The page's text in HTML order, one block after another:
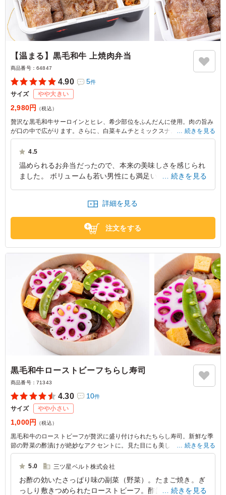
【温まる】黒毛和牛 上焼肉弁当
商品番号： 64847
4.90 5件
サイズ やや大きい
2,980円 （税込）
贅沢な黒毛和牛サーロインとヒレ、希少部位をふんだんに使用。肉の旨み
が口の中で広がります。さらに、白菜キムチとミックスナムルが味わいを
引き立て、食欲をそそります。特別なひとときを演出するお弁当です。
ざいますが、1人前のグラム数は同一です。
続きを見る
4.5
温められるお弁当だったので、本来の美味しさを感じられ
ました。 ボリュームも若い男性にも満足いただける量で
東京都大田区北千束2026/08/06
続きを見る
詳細を見る
注文をする
黒毛和牛ローストビーフちらし寿司
商品番号： 71343
4.30 10件
サイズ やや小さい
1,000円 （税込）
黒毛和牛のローストビーフが贅沢に盛り付けられたちらし寿司。新鮮な季
節の野菜の酢漬けが絶妙なアクセントに。見た目にも美しく、食欲をそそ
る一品。特別な日のランチや、ちょっと贅沢な気分を味わいたい時にぴっ
たりです。
※部位や肉質に合わせた最適なカットにより枚数が写真と異なる場合がご
ざいますが、1人前のグラム数は同一です。
続きを見る
5.0 三ツ星ベルト株式会社
お酢の効いたさっぱり味の副菜（野菜）。たまご焼き。ぎ
っしり敷きつめられたローストビーフ。酢飯にぴったりで
続きを見る